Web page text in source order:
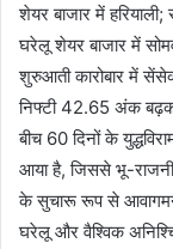
शेयर बाजार में
घरेलू शेयर बाजार में
शुरुआती कारोबार में
निफ्टी 42.65 अंक
बीच 60 दिनों के
आया है, जिससे भू-
के सुचारू रूप से आवागमन
घरेलू और वैश्विक